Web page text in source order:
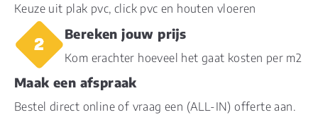
Soort vloer Plank
Stijl Verlijmd
Keuze uit plak pvc, click pvc en houten vloeren
Bereken jouw prijs
Kom erachter hoeveel het gaat kosten per m2
Maak een afspraak
Bestel direct online of vraag een (ALL-IN) offerte aan.